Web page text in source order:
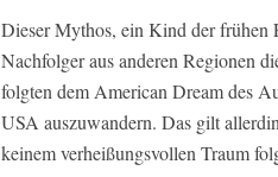
Dieser Mythos, ein Kind der frühen
Nachfolger aus anderen Regionen
folgten dem American Dream des
USA auszuwandern. Das gilt
keinem verheißungsvollen Traum